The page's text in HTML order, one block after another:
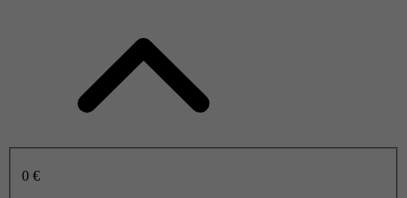
0 €